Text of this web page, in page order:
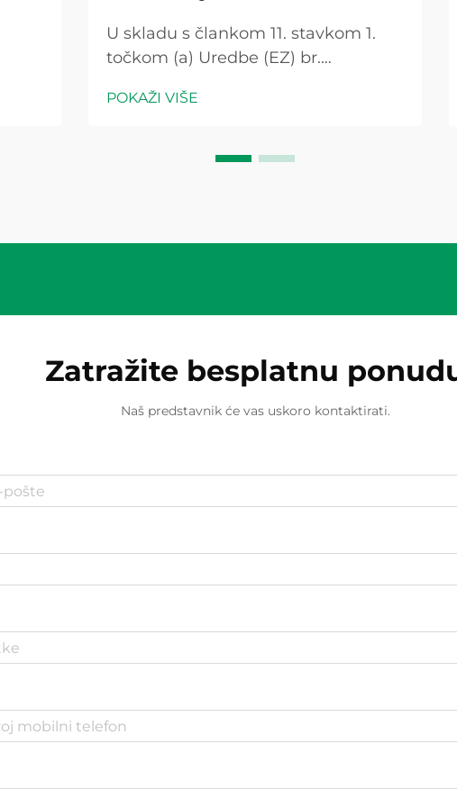
U skladu s člankom 11. stavkom 1.
točkom (a) Uredbe (EZ) br.
u skladu s člankom 11. stavkom 1.
1225/2009 ne primjenjuje mjera za
POKAŽI VIŠE
Zatražite besplatnu
Naš predstavnik će vas uskoro kontaktirati.